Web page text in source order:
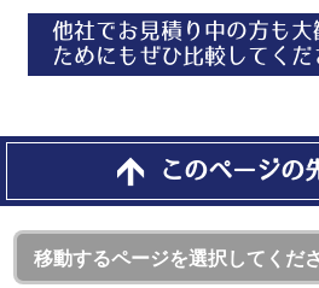
他社でお見積り中の方も
ためにもぜひ比較してくだ
このページの